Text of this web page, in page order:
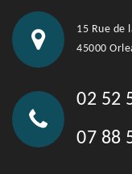
15 Rue de
45000
02 52
07 88